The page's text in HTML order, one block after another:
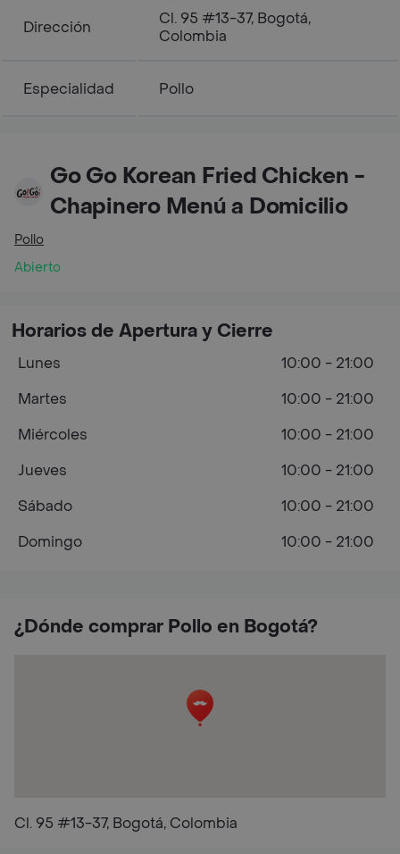
Dirección
Cl. 95 #13-37, Bogotá,
Colombia
Especialidad Pollo
Go Go Korean Fried Chicken -
Chapinero Menú a Domicilio
Pollo
Abierto
¿Dónde comprar Pollo en Bogotá?
Cl. 95 #13-37, Bogotá, Colombia
Horarios de Apertura y Cierre
Lunes
10:00 - 21:00
Martes
10:00 - 21:00
Miércoles
10:00 - 21:00
Jueves
10:00 - 21:00
Sábado
10:00 - 21:00
Domingo
10:00 - 21:00